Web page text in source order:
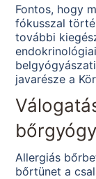
Fontos, hogy
fókusszal
további
javarésze a
Allergiás
bőrtünet a